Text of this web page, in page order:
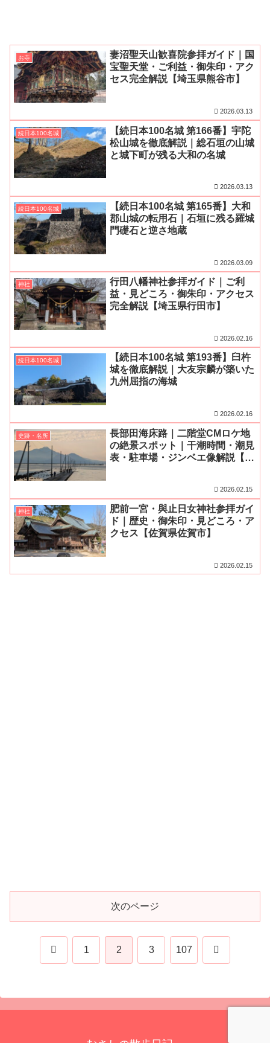
お寺
妻沼聖天山歓喜院参拝ガイド｜国
宝聖天堂・ご利益・御朱印・アク
セス完全解説【埼玉県熊谷市】
2026.03.13
続日本100名城
【続日本100名城 第166番】宇陀
松山城を徹底解説｜総石垣の山城
と城下町が残る大和の名城
2026.03.13
続日本100名城
【続日本100名城 第165番】大和
郡山城の転用石｜石垣に残る羅城
門礎石と逆さ地蔵
2026.03.09
神社
行田八幡神社参拝ガイド｜ご利
益・見どころ・御朱印・アクセス
完全解説【埼玉県行田市】
2026.02.16
続日本100名城
【続日本100名城 第193番】臼杵
城を徹底解説｜大友宗麟が築いた
九州屈指の海城
2026.02.16
史跡・名所
長部田海床路｜二階堂CMロケ地
の絶景スポット｜干潮時間・潮見
表・駐車場・ジンベエ像解説【熊
2026.02.15
神社
肥前一宮・與止日女神社参拝ガイ
ド｜歴史・御朱印・見どころ・ア
クセス【佐賀県佐賀市】
2026.02.15
次のページ
前 1 2 3 107 次